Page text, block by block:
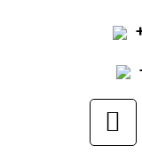
Ürün resmi
Ürün
Ürün